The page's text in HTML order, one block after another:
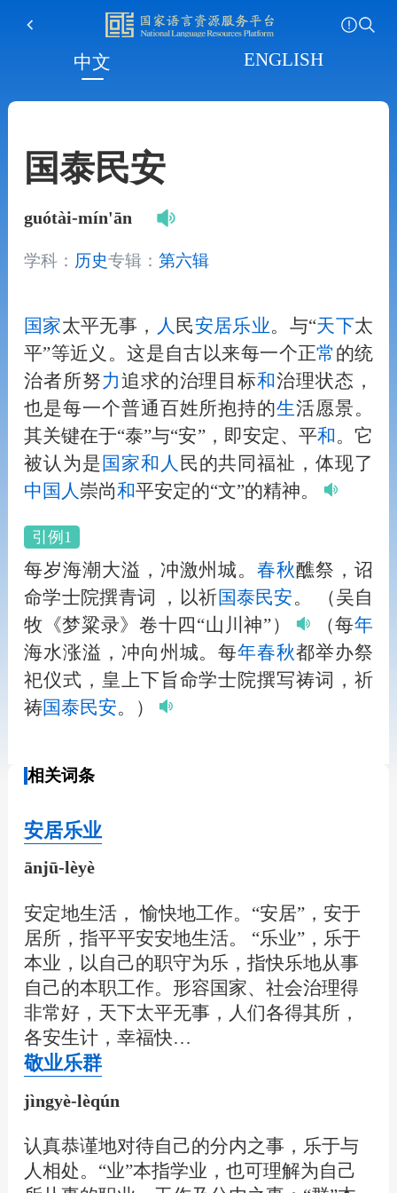
中文 ENGLISH
国泰民安
guótài-mín'ān
学科： 历史专辑： 第六辑
国家太平无事， 人 民安居乐业。与“天下太
平”等近义。这是自古以来每一个正常 的统
治者所努力追求的治理目标和治理状态，
也是每一个普通百姓所抱持的生活愿景。
其关键在于“泰”与“安”，即安定、平和 。它
被认为是 国家和 人 民的共同福祉，体现了
中国 人 崇尚和平安定的“文”的精神。
引例1
每岁海潮大溢，冲激州城。春秋醮祭，诏
命学士院撰青词 ，以祈 国泰民安。
（吴自
牧《梦粱录》卷十四“山川神”）
（每年
海水涨溢，冲向州城。每年春秋都举办祭
祀仪式，皇上下旨命学士院撰写祷词，祈
祷国泰民安。）
相关词条
安居乐业
ānjū-lèyè
安定地生活， 愉快地工作。“安居”，安于
居所，指平平安安地生活。 “乐业”，乐于
本业，以自己的职守为乐，指快乐地从事
自己的本职工作。形容国家、社会治理得
非常好，天下太平无事，人们各得其所，
各安生计，幸福快…
敬业乐群
jìngyè-lèqún
认真恭谨地对待自己的分内之事，乐于与
人相处。“业”本指学业，也可理解为自己